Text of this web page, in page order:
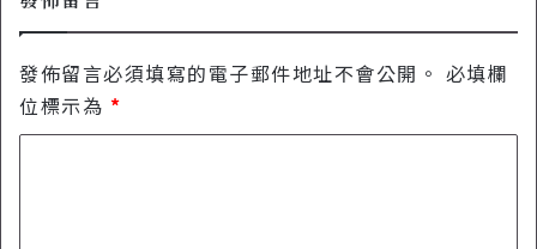
發佈留言必須填寫的電子郵件地址不會公開。 必填欄
位標示為 *